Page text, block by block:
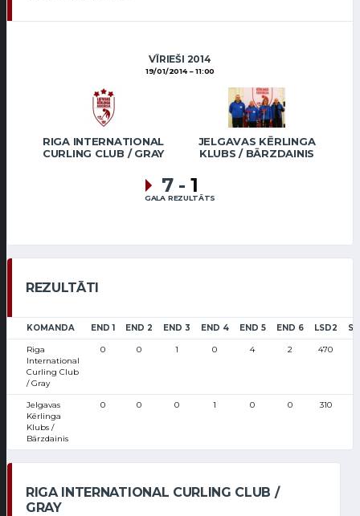
VĪRIEŠI 2014
19/01/2014 11:00
RIGA INTERNATIONAL
CURLING CLUB / GRAY
JELGAVAS KĒRLINGA
KLUBS / BĀRZDAINIS
7 - 1
GALA REZULTĀTS
REZULTĀTI
KOMANDA END 1 END 2 END 3 END 4 END 5 END 6 LSD2
Riga
International
Curling Club
/ Gray
0 0 1 0 4 2 470
Jelgavas
Kērlinga
Klubs /
Bārzdainis
0 0 0 1 0 0 310
RIGA INTERNATIONAL CURLING CLUB /
GRAY